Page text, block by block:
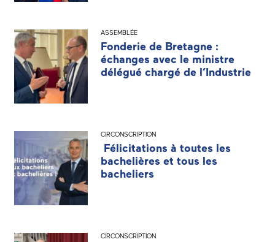
ASSEMBLÉE
Fonderie de Bretagne :
échanges avec le ministre
délégué chargé de l’Industrie
CIRCONSCRIPTION
Félicitations à toutes les
bachelières et tous les
bacheliers
CIRCONSCRIPTION